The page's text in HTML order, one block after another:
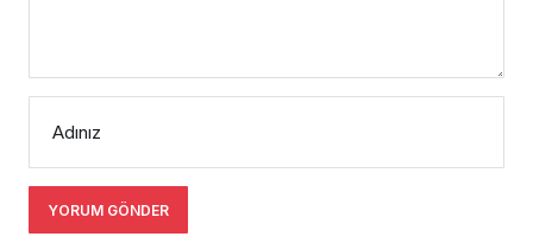
Adınız
YORUM GÖNDER